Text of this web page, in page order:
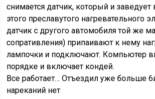
снимается датчик, который и
этого преславутого нагревательного
датчик с другого автомобиля той же
сопративления) припаивают к нему
лампочки и подключают. Компьютер
порядке и включает кондей.
Все работает… Отъездил уже больше
нареканий нет